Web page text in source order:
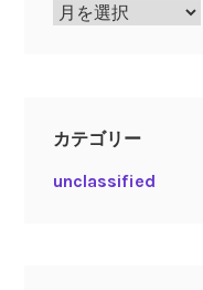
ア
カテゴリー
unclassified